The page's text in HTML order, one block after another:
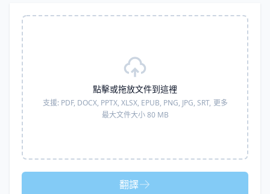
點擊或拖放文件到這裡
支援: PDF, DOCX, PPTX, XLSX, EPUB, PNG, JPG, SRT, 更多
最大文件大小 80 MB
翻譯